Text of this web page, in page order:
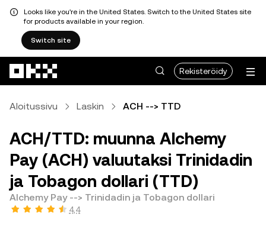
Looks like you're in the United States. Switch to the United States site
for products available in your region.
Switch site
Rekisteröidy
Aloitussivu Laskin ACH --> TTD
ACH/TTD: muunna Alchemy
Pay (ACH) valuutaksi Trinidadin
ja Tobagon dollari (TTD)
Alchemy Pay --> Trinidadin ja Tobagon dollari
4,4